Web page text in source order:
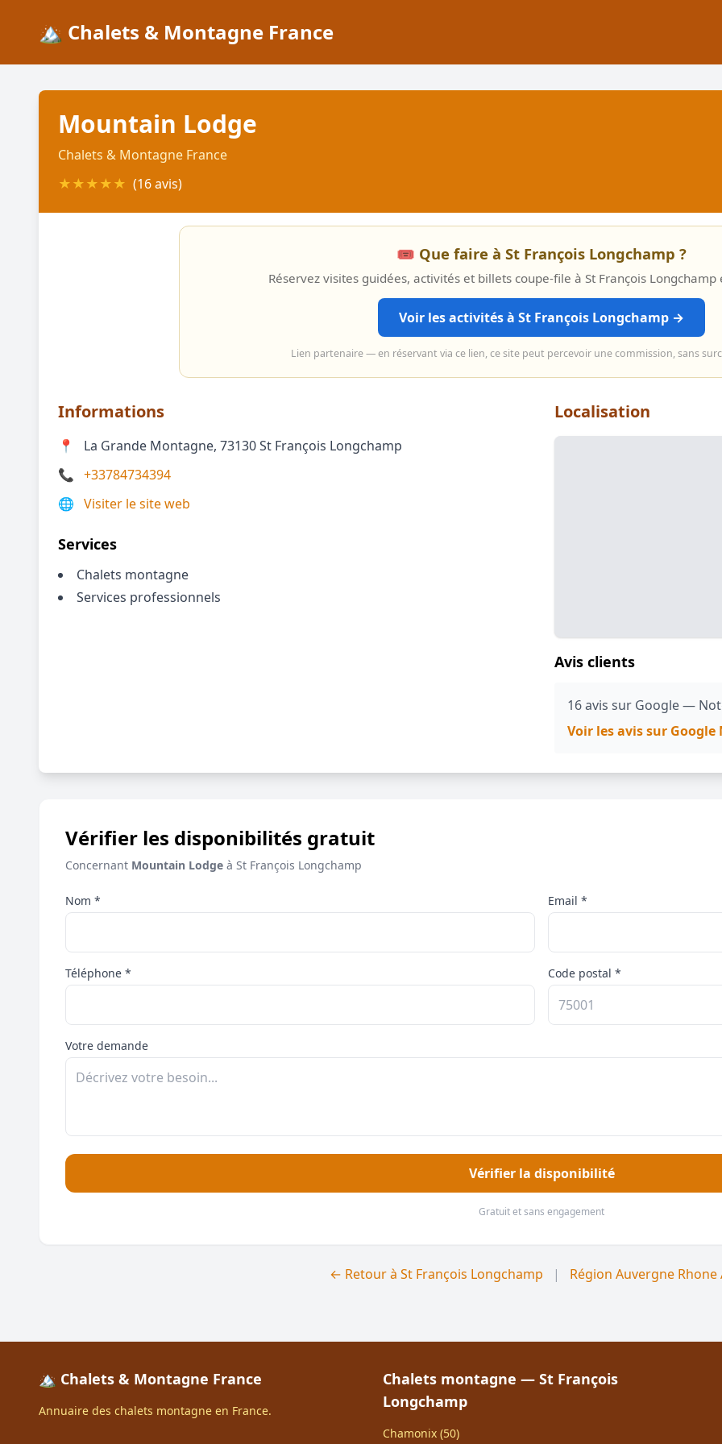
🏔️ Chalets & Montagne France
Mountain Lodge
Chalets & Montagne France
★★★★★ (16 avis)
🎟️ Que faire à St François Longchamp ?
Réservez visites guidées, activités et billets coupe-file à St François
Voir les activités à St François Longchamp →
Lien partenaire — en réservant via ce lien, ce site peut percevoir une commission, sans
Informations
📍
La Grande Montagne, 73130 St François Longchamp
📞 +33784734394
🌐 Visiter le site web
Services
Chalets montagne
Services professionnels
Localisation
Avis clients
16 avis sur Google —
Voir les avis sur Google
Vérifier les disponibilités gratuit
Concernant Mountain Lodge à St François Longchamp
Nom * Email *
Téléphone * Code postal *
Votre demande
Vérifier la disponibilité
Gratuit et sans engagement
← Retour à St François Longchamp | Région Auvergne Rhone
🏔️ Chalets & Montagne France
Annuaire des chalets montagne en France.
Chalets montagne — St François
Longchamp
Chamonix (50)